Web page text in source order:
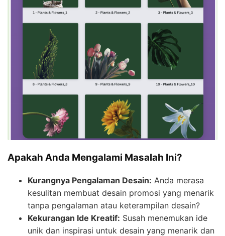
Apakah Anda Mengalami Masalah Ini?
Kurangnya Pengalaman Desain: Anda merasa
kesulitan membuat desain promosi yang menarik
tanpa pengalaman atau keterampilan desain?
Kekurangan Ide Kreatif: Susah menemukan ide
unik dan inspirasi untuk desain yang menarik dan